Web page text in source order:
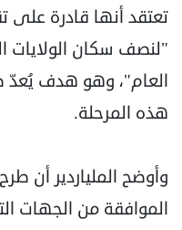
تعتقد أنها قادرة على
"لنصف سكان الولايات
العام"، وهو هدف
هذه المرحلة.
وأوضح الملياردير أن
الموافقة من الجهات